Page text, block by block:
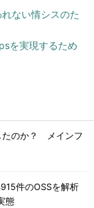
ない情シスのた
を実現するため
たのか？ メインフ
件のOSSを解析
態